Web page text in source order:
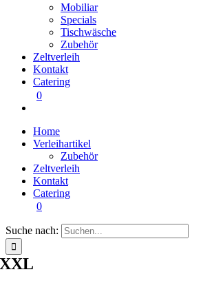
Mobiliar
Specials
Tischwäsche
Zubehör
Zeltverleih
Kontakt
Catering
0
Home
Verleihartikel
Zubehör
Zeltverleih
Kontakt
Catering
0
Suche nach:
XXL